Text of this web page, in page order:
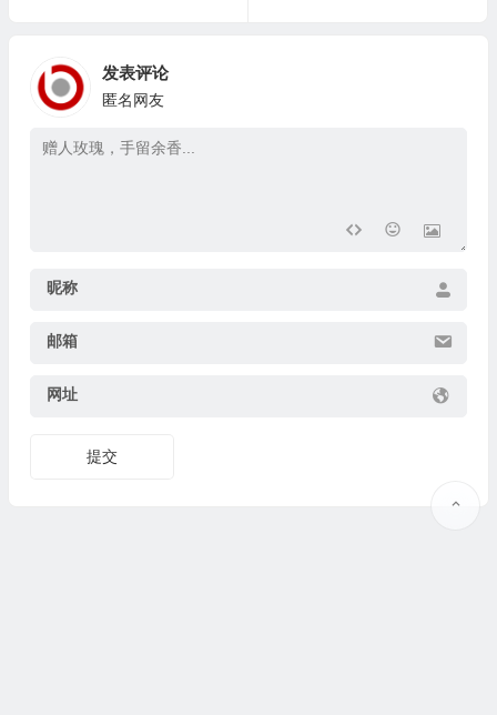
发表评论
匿名网友
昵称
邮箱
网址
提交